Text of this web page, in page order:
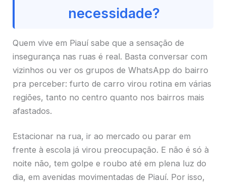
necessidade?
Quem vive em Piauí sabe que a sensação de
insegurança nas ruas é real. Basta conversar com
vizinhos ou ver os grupos de WhatsApp do bairro
pra perceber: furto de carro virou rotina em várias
regiões, tanto no centro quanto nos bairros mais
afastados.
Estacionar na rua, ir ao mercado ou parar em
frente à escola já virou preocupação. E não é só à
noite não, tem golpe e roubo até em plena luz do
dia, em avenidas movimentadas de Piauí. Por isso,